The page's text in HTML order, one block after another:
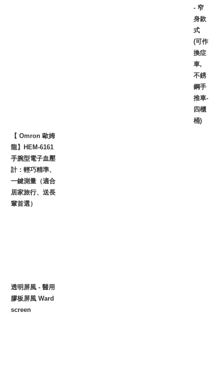
【 Omron 歐姆
龍】HEM-6161
手腕型電子血壓
計：輕巧精準、
一鍵測量（適合
居家旅行、送長
輩首選）
透明屏風 - 醫用
膠板屏風 Ward
screen